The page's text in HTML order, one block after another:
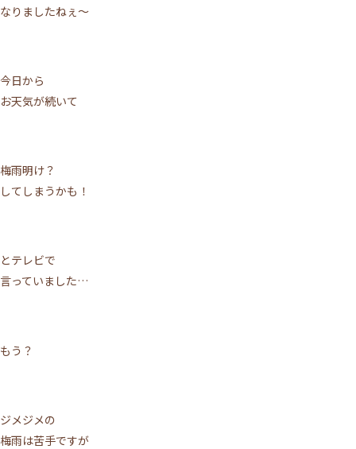
なりましたねぇ～
今日から
お天気が続いて
梅雨明け？
してしまうかも！
とテレビで
言っていました…
もう？
ジメジメの
梅雨は苦手ですが